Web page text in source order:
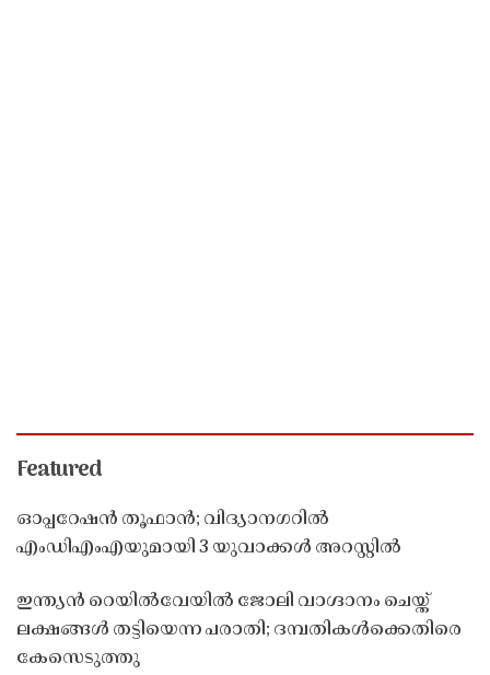
Featured
ഓപ്പറേഷൻ തൂഫാൻ; വിദ്യാനഗറിൽ
എംഡിഎംഎയുമായി 3 യുവാക്കൾ അറസ്റ്റിൽ
ഇന്ത്യൻ റെയിൽവേയിൽ ജോലി വാഗ്ദാനം ചെയ്ത്
ലക്ഷങ്ങൾ തട്ടിയെന്ന പരാതി; ദമ്പതികൾക്കെതിരെ
കേസെടുത്തു